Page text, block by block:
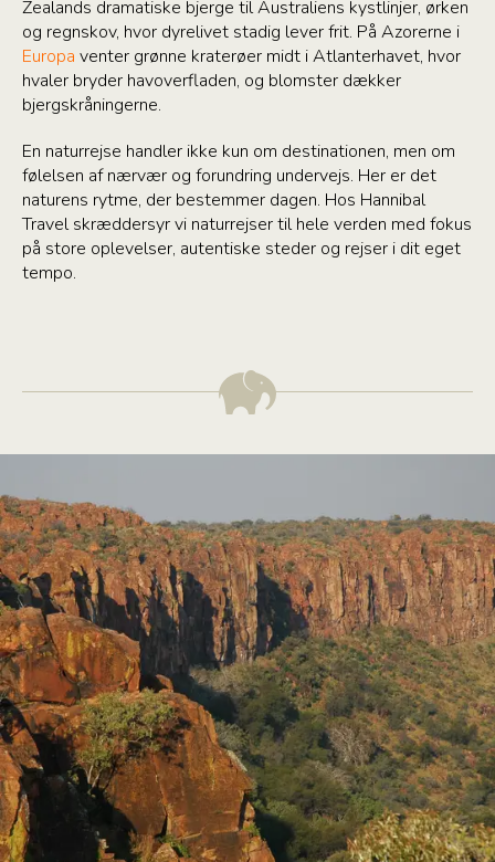
Zealands dramatiske bjerge til Australiens kystlinjer, ørken
og regnskov, hvor dyrelivet stadig lever frit. På Azorerne i
Europa venter grønne kraterøer midt i Atlanterhavet, hvor
hvaler bryder havoverfladen, og blomster dækker
bjergskråningerne.
En naturrejse handler ikke kun om destinationen, men om
følelsen af nærvær og forundring undervejs. Her er det
naturens rytme, der bestemmer dagen. Hos Hannibal
Travel skræddersyr vi naturrejser til hele verden med fokus
på store oplevelser, autentiske steder og rejser i dit eget
tempo.